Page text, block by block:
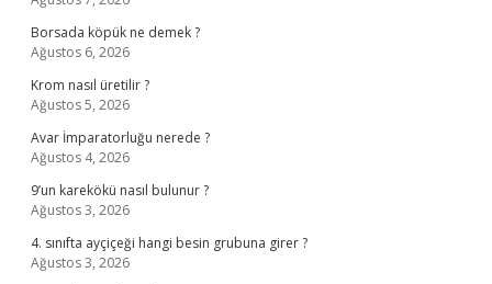
Borsada köpük ne demek ?
Ağustos 6, 2026
Krom nasıl üretilir ?
Ağustos 5, 2026
Avar İmparatorluğu nerede ?
Ağustos 4, 2026
9’un karekökü nasıl bulunur ?
Ağustos 3, 2026
4. sınıfta ayçiçeği hangi besin grubuna girer ?
Ağustos 3, 2026